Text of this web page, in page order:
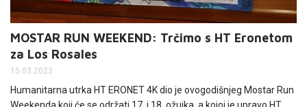
MOSTAR RUN WEEKEND: Trčimo s HT Eronetom
za Los Rosales
15.03.2023
Humanitarna utrka HT ERONET 4K dio je ovogodišnjeg Mostar Run
Weekenda koji će se održati 17. i 18. ožujka, a kojoj je upravo HT